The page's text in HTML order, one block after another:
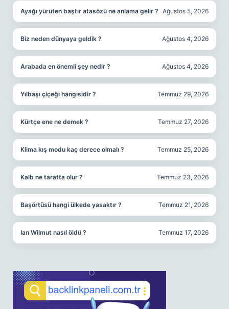
Ayağı yürüten baştır atasözü ne anlama gelir ? Ağustos 5, 2026
Biz neden dünyaya geldik ? Ağustos 4, 2026
Arabada en önemli şey nedir ? Ağustos 4, 2026
Yılbaşı çiçeği hangisidir ? Temmuz 29, 2026
Kürtçe ene ne demek ? Temmuz 27, 2026
Klima kış modu kaç derece olmalı ? Temmuz 25, 2026
Kalb ne tarafta olur ? Temmuz 23, 2026
Başörtüsü hangi ülkede yasaktır ? Temmuz 21, 2026
Ian Wilmut nasıl öldü ? Temmuz 17, 2026